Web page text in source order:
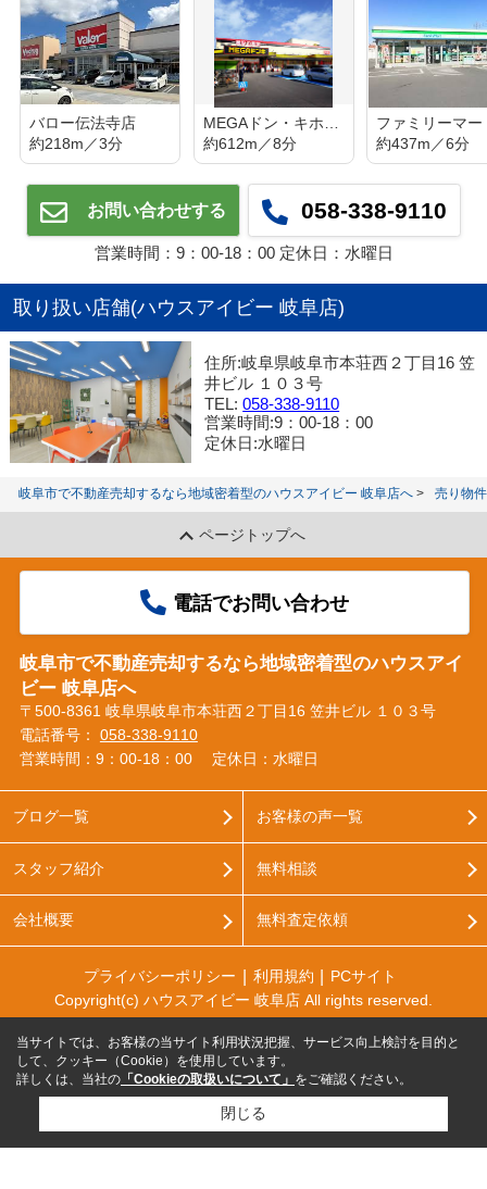
バロー伝法寺店
約218m／3分
MEGAドン・キホーテUNY伝法寺店
約612m／8分
約437m／6分
お問い合わせする 058-338-9110
営業時間：9：00‐18：00 定休日：水曜日
取り扱い店舗(ハウスアイビー 岐阜店)
住所:岐阜県岐阜市本荘西２丁目16 笠
井ビル １０３号
TEL:058-338-9110
営業時間:9：00‐18：00
定休日:水曜日
岐阜市で不動産売却するなら地域密着型のハウスアイビー 岐阜店へ 売り物
ページトップへ
電話でお問い合わせ
岐阜市で不動産売却するなら地域密着型のハウスアイ
ビー 岐阜店へ
〒500-8361 岐阜県岐阜市本荘西２丁目16 笠井ビル １０３号
電話番号： 058-338-9110
営業時間：9：00‐18：00
定休日：水曜日
ブログ一覧
スタッフ紹介
会社概要
お客様の声一覧
無料相談
無料査定依頼
プライバシーポリシー 利用規約
PCサイト
Copyright(c) ハウスアイビー 岐阜店 All rights reserved.
当サイトでは、お客様の当サイト利用状況把握、サービス向上検討を目的と
して、クッキー（Cookie）を使用しています。
詳しくは、当社の 「Cookieの取扱いについて」 をご確認ください。
閉じる